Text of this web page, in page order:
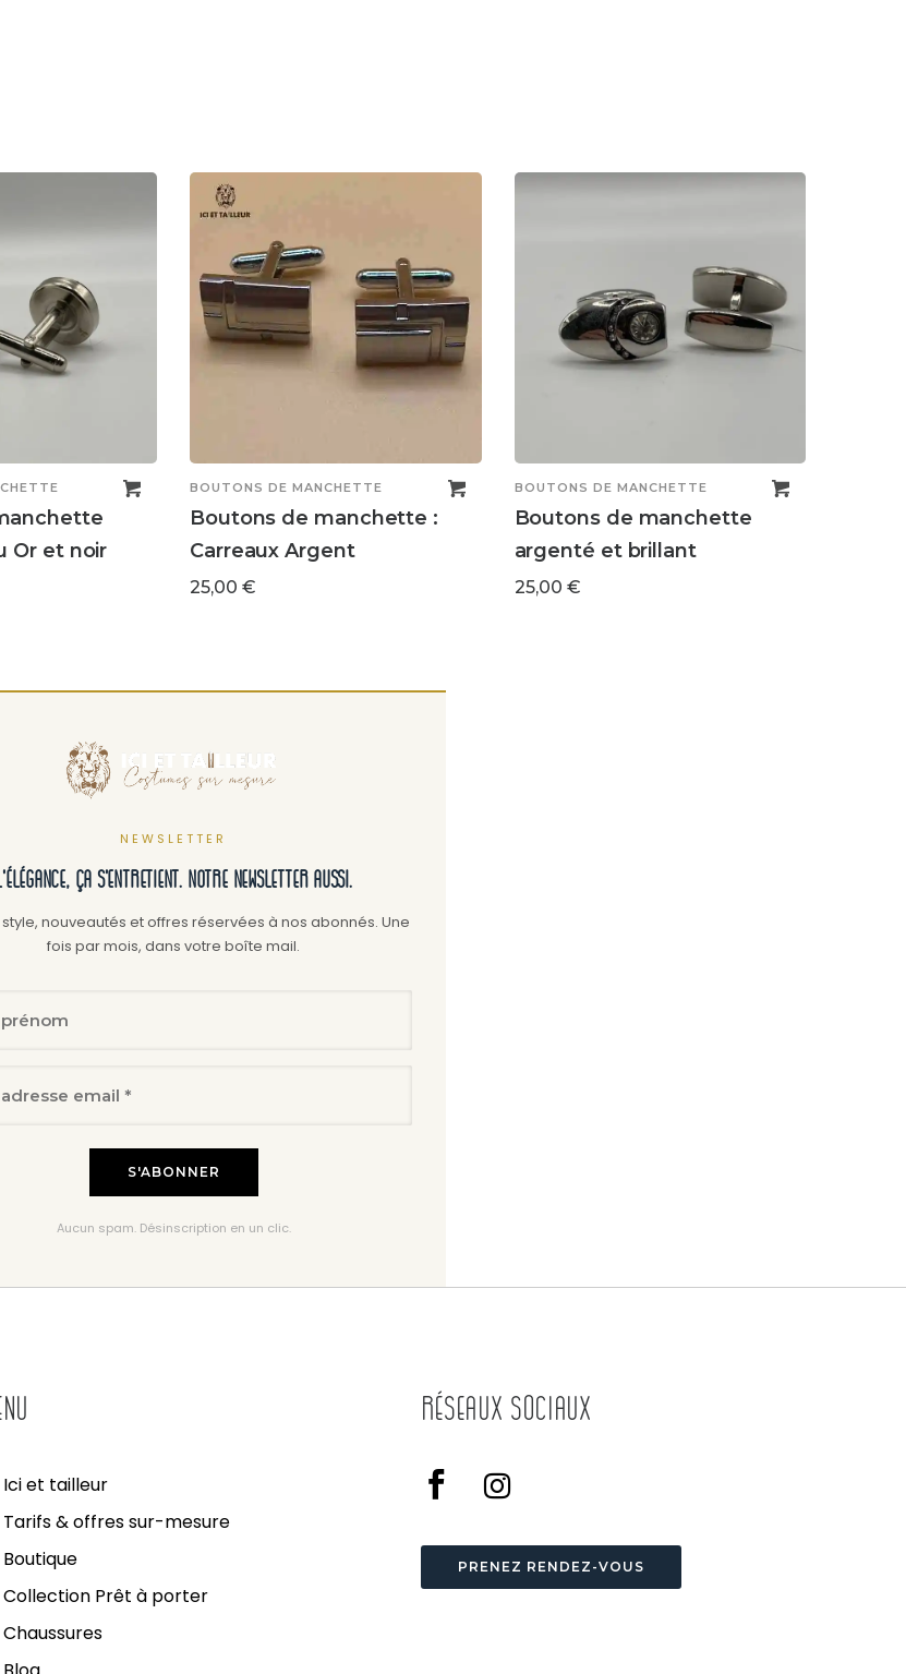
Or et noir
BOUTONS DE MANCHETTE
Boutons de manchette :
Carreaux Argent
25,00 €
BOUTONS DE MANCHETTE
Boutons de manchette
argenté et brillant
25,00 €
NEWSLETTER
ça s'entretient. Notre newsletter aussi.
nouveautés et offres réservées à nos abonnés. Une
fois par mois, dans votre boîte mail.
Aucun spam. Désinscription en un clic.
Ici et tailleur
Tarifs & offres sur-mesure
Boutique
Collection Prêt à porter
Chaussures
Réseaux Sociaux
PRENEZ RENDEZ-VOUS